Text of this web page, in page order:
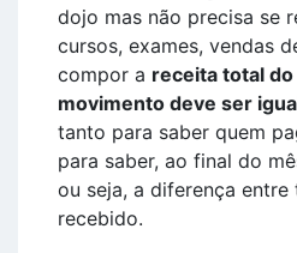
dojo mas não precisa se
cursos, exames, vendas
compor a receita total
movimento deve ser
tanto para saber quem
para saber, ao final do
ou seja, a diferença
recebido.